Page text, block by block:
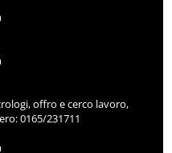
offro e cerco lavoro,
0165/231711